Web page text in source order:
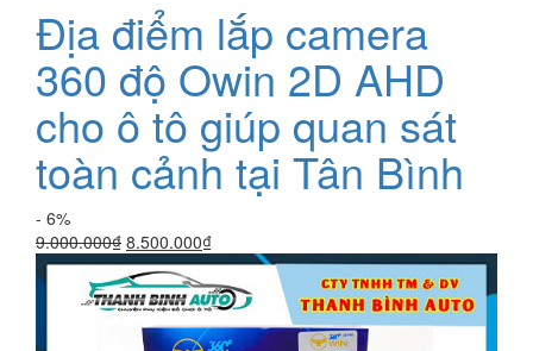
Địa điểm lắp camera
360 độ Owin 2D AHD
cho ô tô giúp quan sát
toàn cảnh tại Tân Bình
- 6%
9.000.000₫ Giá
gốc
là:
9.000.000₫.
8.500.000₫Giá
hiện
tại
là:
8.500.000₫.